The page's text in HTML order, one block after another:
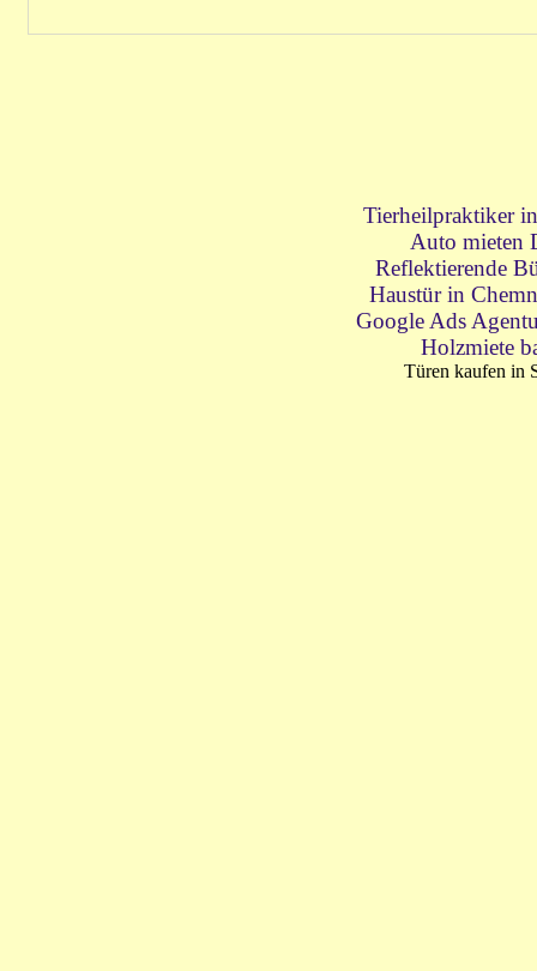
Tierheilpraktiker
Auto mieten
Reflektierende
Haustür in
Google Ads
Holzmiete
Türen kaufen in